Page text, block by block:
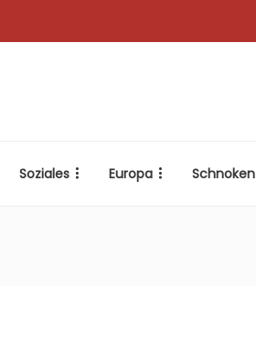
Soziales Europa Schnoken